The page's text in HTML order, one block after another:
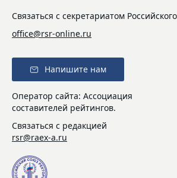
Связаться с секретариатом
office@rsr-online.ru
Напишите нам
Оператор сайта: Ассоциация
составителей рейтингов.
Связаться с редакцией
rsr@raex-a.ru